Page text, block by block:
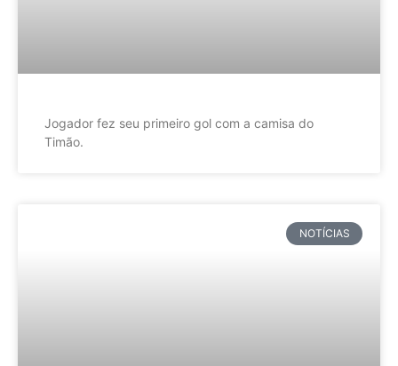
Jogador fez seu primeiro gol com a camisa do
Timão.
NOTÍCIAS